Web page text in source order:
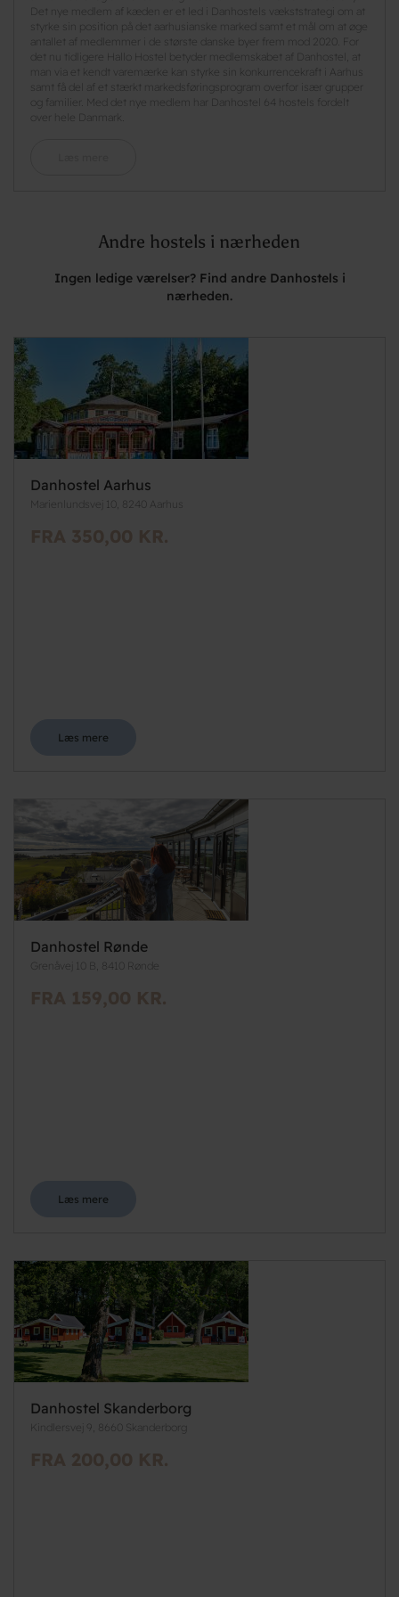
Det nye medlem af kæden er et led i Danhostels vækststrategi om at
styrke sin position på det aarhusianske marked samt et mål om at øge
antallet af medlemmer i de største danske byer frem mod 2020. For
det nu tidligere Hallo Hostel betyder medlemskabet af Danhostel, at
man via et kendt varemærke kan styrke sin konkurrencekraft i Aarhus
samt få del af et stærkt markedsføringsprogram overfor især grupper
og familier. Med det nye medlem har Danhostel 64 hostels fordelt
over hele Danmark.
Andre hostels i nærheden
Ingen ledige værelser? Find andre Danhostels i
nærheden.
Danhostel Aarhus
Marienlundsvej 10, 8240 Aarhus
FRA 350,00 KR.
Læs mere
Danhostel Rønde
Grenåvej 10 B, 8410 Rønde
FRA 159,00 KR.
Læs mere
Danhostel Skanderborg
Kindlersvej 9, 8660 Skanderborg
FRA 200,00 KR.